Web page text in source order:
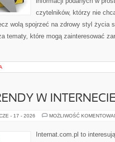
czytelników, którzy nie
wolą spojrzeć na zdrowy styl życia
tematy, które mogą zainteresować
W
- 17 - 2026 MOŻLIWOŚĆ
Internat.com.pl to